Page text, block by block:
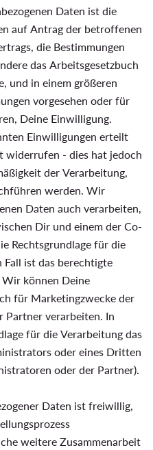
Daten ist die
auf Antrag der betroffenen
die Bestimmungen
das Arbeitsgesetzbuch
und in einem größeren
vorgesehen oder für
Deine Einwilligung.
Einwilligungen erteilt
widerrufen - dies hat jedoch
der Verarbeitung,
werden. Wir
Daten auch verarbeiten,
Dir und einem der Co-
Rechtsgrundlage für die
Fall ist das berechtigte
können Deine
für Marketingzwecke der
verarbeiten. In
für die Verarbeitung das
oder eines Dritten
oder der Partner).
Daten ist freiwillig,
weitere Zusammenarbeit